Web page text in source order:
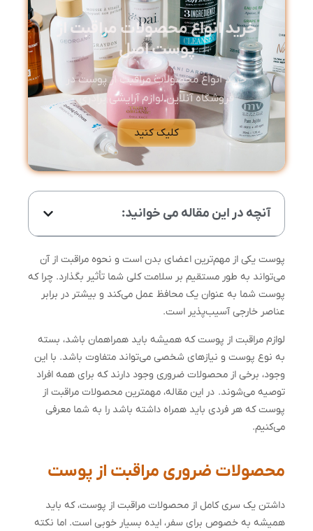
خرید انواع محصولات مراقبت از
پوست اصل
خرید انواع محصولات مراقبت از پوست در
فروشگاه آنلاین لوازم آرایشی برادری
کلیک کنید
آنچه در این مقاله می خوانید:
پوست یکی از مهم‌ترین اعضای بدن است و نحوه مراقبت از آن
می‌تواند به طور مستقیم بر سلامت کلی شما تأثیر بگذارد. چرا که
پوست شما به عنوان یک محافظ عمل می‌کند و بیشتر در برابر
عناصر خارجی آسیب‌پذیر است.
لوازم مراقبت از پوست که همیشه باید همراهمان باشد، بسته
به نوع پوست و نیازهای شخصی می‌تواند متفاوت باشد. با این
وجود، برخی از محصولات ضروری وجود دارند که برای همه افراد
توصیه می‌شوند. در این مقاله، مهمترین محصولات مراقبت از
پوست که هر فردی باید همراه داشته باشد را به شما معرفی
می‌‌کنیم.
محصولات ضروری مراقبت از پوست
داشتن یک سری کامل از محصولات مراقبت از پوست، که باید
همیشه به خصوص برای سفر، ایده بسیار خوبی است. اما نکته